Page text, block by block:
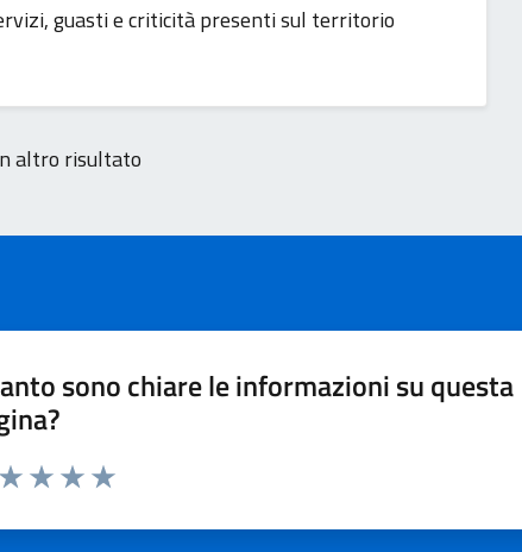
guasti e criticità presenti sul territorio
altro risultato
sono chiare le informazioni su questa